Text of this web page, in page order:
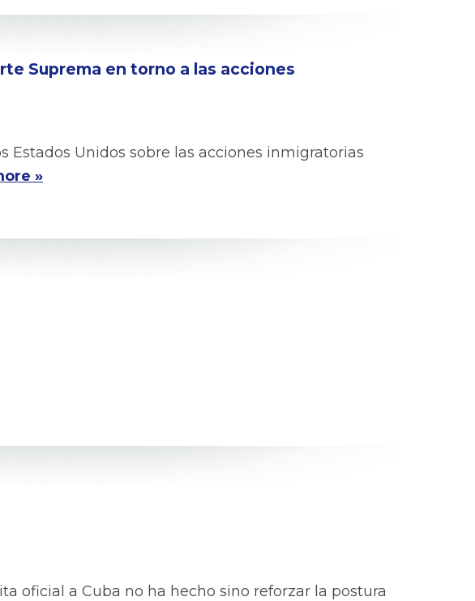
Suprema en torno a las acciones
Estados Unidos sobre las acciones inmigratorias
»
oficial a Cuba no ha hecho sino reforzar la postura